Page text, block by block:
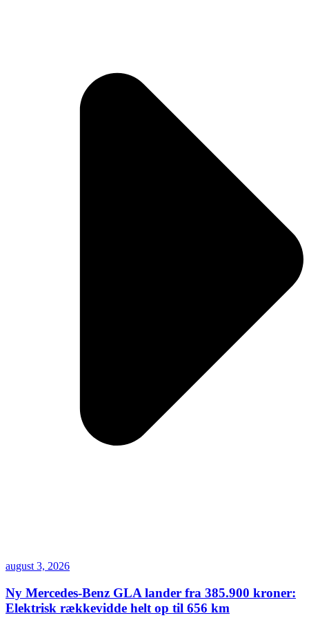
august 3, 2026
Ny Mercedes-Benz GLA lander fra 385.900 kroner:
Elektrisk rækkevidde helt op til 656 km